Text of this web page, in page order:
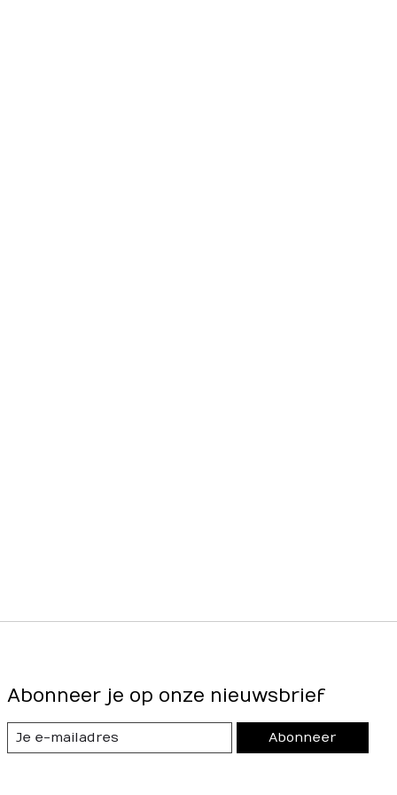
Abonneer je op onze nieuwsbrief
Abonneer